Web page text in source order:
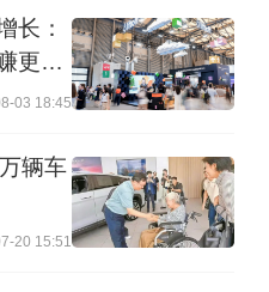
不同于传统面向机
在于“链接关键人
者、产业领袖和行
创始人兼CEO金
释了联盟的三大使
网络、形成高密度
长：
更多
03 18:45
辆车
20 15:51